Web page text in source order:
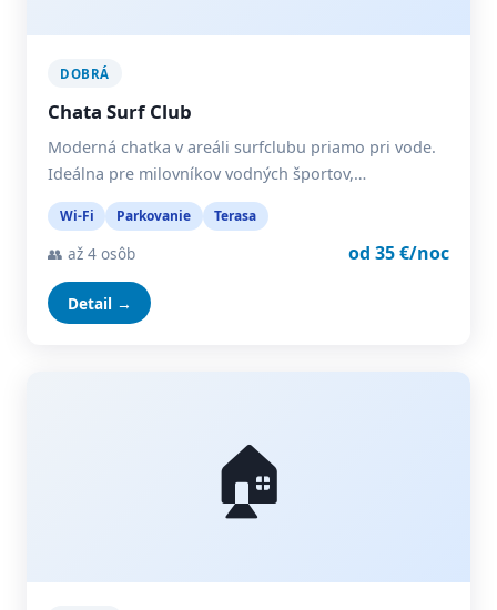
DOBRÁ
Chata Surf Club
Moderná chatka v areáli surfclubu priamo pri vode.
Ideálna pre milovníkov vodných športov,…
Wi-Fi Parkovanie Terasa
👥 až 4 osôb od 35 €/noc
Detail →
🏠